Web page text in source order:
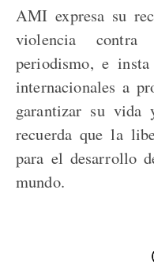
AMI expresa su
violencia
periodismo, e
internacionales a
garantizar su vida
recuerda que la
para el desarrollo
mundo.